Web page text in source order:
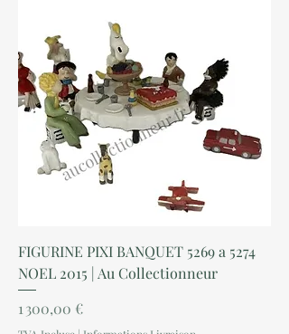
FIGURINE PIXI BANQUET 5269 a 5274
NOEL 2015 | Au Collectionneur
Prix
1 300,00 €